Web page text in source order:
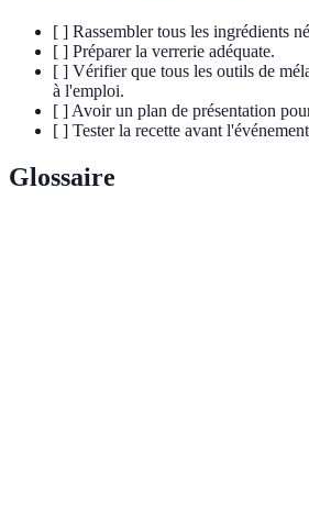
[ ] Rassembler tous les ingrédients
[ ] Préparer la verrerie adéquate.
[ ] Vérifier que tous les outils de
à l'emploi.
[ ] Avoir un plan de présentation
[ ] Tester la recette avant
Glossaire